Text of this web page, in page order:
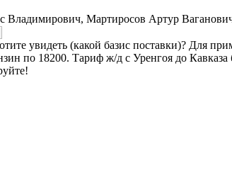
Мартиросов Артур
увидеть (какой базис поставки)? Для
по 18200. Тариф ж/д с Уренгоя до Кавказа